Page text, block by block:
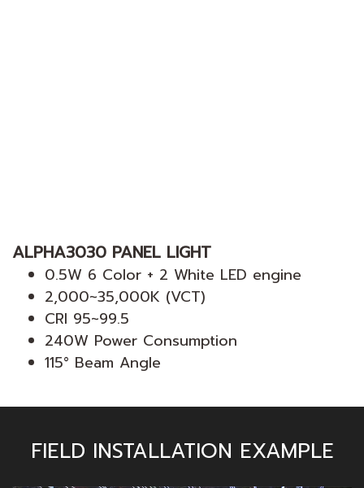
ALPHA3030 PANEL LIGHT
0.5W 6 Color + 2 White LED engine
2,000~35,000K (VCT)
CRI 95~99.5
240W Power Consumption
115° Beam Angle
FIELD INSTALLATION EXAMPLE